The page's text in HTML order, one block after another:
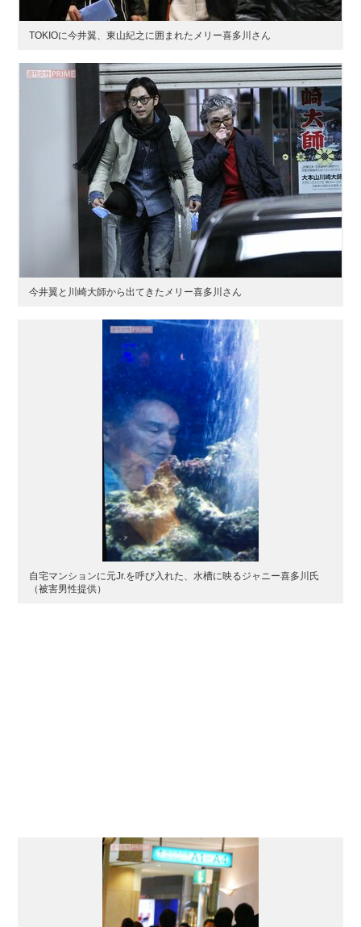
TOKIOに今井翼、東山紀之に囲まれたメリー喜多川さん
今井翼と川崎大師から出てきたメリー喜多川さん
自宅マンションに元Jr.を呼び入れた、水槽に映るジャニー喜多川氏
（被害男性提供）